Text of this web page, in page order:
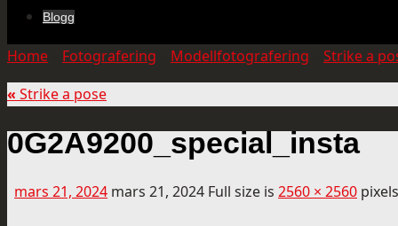
Blogg
Home Fotografering Modellfotografering Strike a
« Strike a pose
0G2A9200_special_insta
mars 21, 2024 mars 21, 2024 Full size is 2560 × 2560 pixels